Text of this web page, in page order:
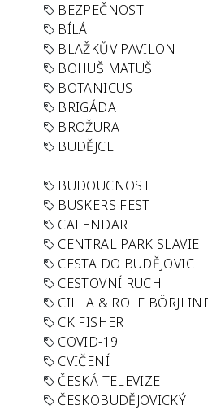
BEZPEČNOST
BÍLÁ
BLAŽKŮV PAVILON
BOHUŠ MATUŠ
BOTANICUS
BRIGÁDA
BROŽURA
BUDĚJCE
BUDOUCNOST
BUSKERS FEST
CALENDAR
CENTRAL PARK SLAVIE
CESTA DO BUDĚJOVIC
CESTOVNÍ RUCH
CILLA & ROLF
CK FISHER
COVID-19
CVIČENÍ
ČESKÁ TELEVIZE
ČESKOBUDĚJOVICKÝ